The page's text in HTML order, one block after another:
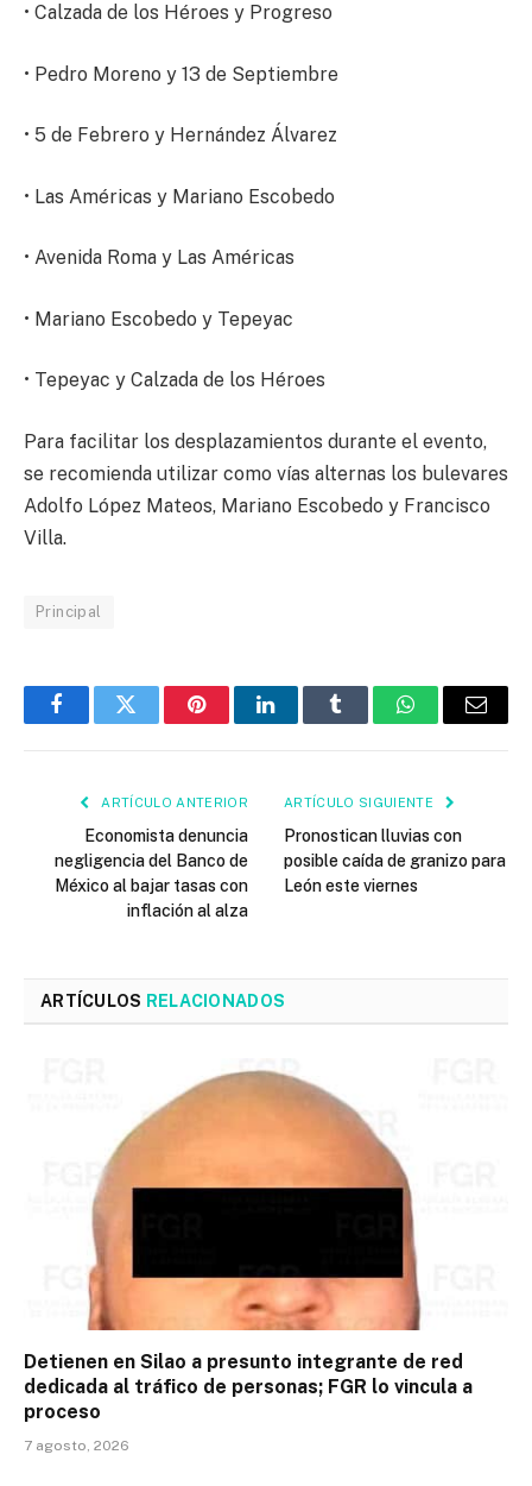
• Calzada de los Héroes y Progreso
• Pedro Moreno y 13 de Septiembre
• 5 de Febrero y Hernández Álvarez
• Las Américas y Mariano Escobedo
• Avenida Roma y Las Américas
• Mariano Escobedo y Tepeyac
• Tepeyac y Calzada de los Héroes
Para facilitar los desplazamientos durante el evento,
se recomienda utilizar como vías alternas los bulevares
Adolfo López Mateos, Mariano Escobedo y Francisco
Villa.
Principal
FacebookTwitter PinterestLinkedInTumblr WhatsAppEmail
ARTÍCULO ANTERIOR
Economista denuncia
negligencia del Banco de
México al bajar tasas con
inflación al alza
ARTÍCULO SIGUIENTE
Pronostican lluvias con
posible caída de granizo para
León este viernes
ARTÍCULOS RELACIONADOS
Detienen en Silao a presunto integrante de red
dedicada al tráfico de personas; FGR lo vincula a
proceso
7 agosto, 2026